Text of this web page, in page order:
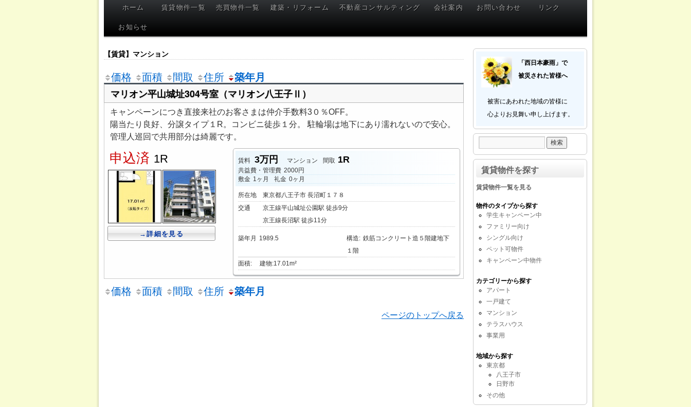
ホーム 賃貸物件一覧 売買物件一覧 建築・リフォーム 不動産コンサルティング 会社案内 お問い合わせ
リンク
お知らせ
【賃貸】マンション
価格 面積 間取 住所 築年月
マリオン平山城址304号室（マリオン八王子Ⅱ）
キャンペーンにつき直接来社のお客さまは仲介手数料3０％OFF。
陽当たり良好、分譲タイプ１R。コンビニ徒歩１分。 駐輪場は地下にあり濡れないので安心。
管理人巡回で共用部分は綺麗です。
申込済 1R
→詳細を見る
賃料 3万円 マンション 間取 1R
共益費・管理費 2000円
敷金 1ヶ月 礼金 0ヶ月
所在地
東京都八王子市 長沼町１７８
交通
京王線平山城址公園駅 徒歩9分
京王線長沼駅 徒歩11分
築年月 1989.5 構造: 鉄筋コンクリート造５階建地下
１階
面積:
建物:17.01m²
価格 面積 間取 住所 築年月
ページのトップへ戻る
「西日本豪雨」で
被災された皆様へ
被害にあわれた地域の皆様に
心よりお見舞い申し上げます。
賃貸物件を探す
賃貸物件一覧を見る
物件のタイプから探す
学生キャンペーン中
ファミリー向け
シングル向け
ペット可物件
キャンペーン中物件
カテゴリーから探す
アパート
一戸建て
マンション
テラスハウス
事業用
地域から探す
東京都
八王子市
日野市
その他